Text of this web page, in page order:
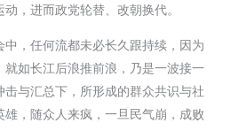
，进而政党轮替、改朝换代。
，任何流都未必长久跟持续，因为
就如长江后浪推前浪，乃是一波接一
与汇总下，所形成的群众共识与社
，随众人来疯，一旦民气崩，成败